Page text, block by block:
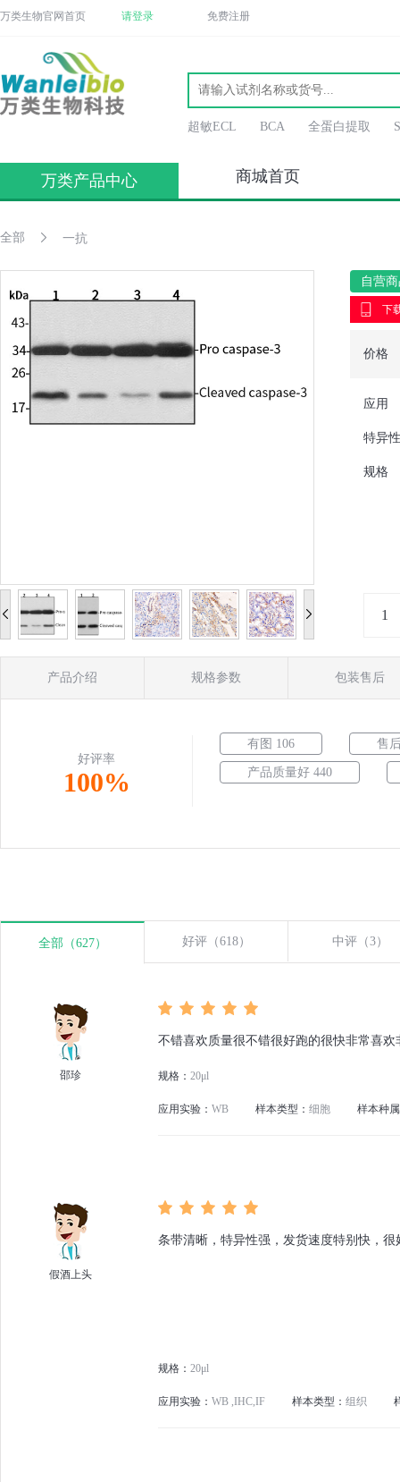
万类生物官网首页 请登录 免费注册
超敏ECL BCA 全蛋白提取
万类产品中心 商城首页
全部 一抗
自营
下
价格
应用
特异性
规格
产品介绍 规格参数 包装售后
好评率
100%
有图 106 售
产品质量好 440
全部（627） 好评（618） 中评（3）
邵珍
不错喜欢质量很不错很好跑的很快非常喜
规格： 20μl
应用实验： WB 样本类型： 细胞 样本种
假酒上头
条带清晰，特异性强，发货速度特别快，
规格： 20μl
应用实验： WB ,IHC,IF 样本类型： 组织